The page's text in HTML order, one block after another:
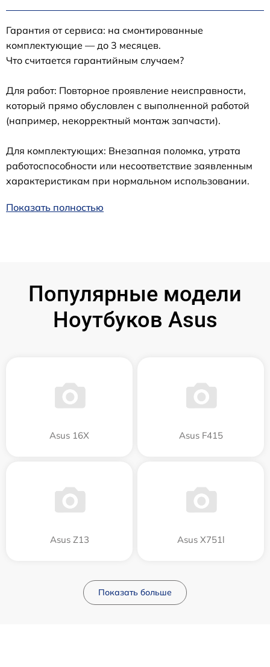
Гарантия от сервиса: на смонтированные
комплектующие — до 3 месяцев.
Что считается гарантийным случаем?
Для работ: Повторное проявление неисправности,
который прямо обусловлен с выполненной работой
(например, некорректный монтаж запчасти).
Для комплектующих: Внезапная поломка, утрата
работоспособности или несоответствие заявленным
характеристикам при нормальном использовании.
Показать полностью
Популярные модели
Ноутбуков Asus
Asus 16X Asus F415
Asus Z13 Asus X751l
Показать больше